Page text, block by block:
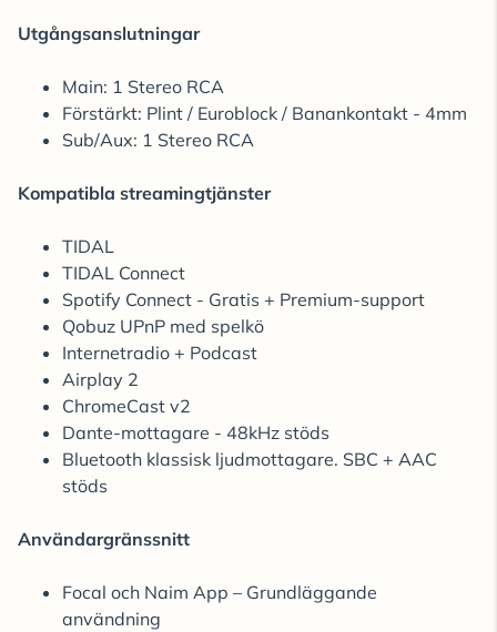
Utgångsanslutningar
Main: 1 Stereo RCA
Förstärkt: Plint / Euroblock / Banankontakt - 4mm
Sub/Aux: 1 Stereo RCA
Kompatibla streamingtjänster
TIDAL
TIDAL Connect
Spotify Connect - Gratis + Premium-support
Qobuz UPnP med spelkö
Internetradio + Podcast
Airplay 2
ChromeCast v2
Dante-mottagare - 48kHz stöds
Bluetooth klassisk ljudmottagare. SBC + AAC
stöds
Användargränssnitt
Focal och Naim App – Grundläggande
användning